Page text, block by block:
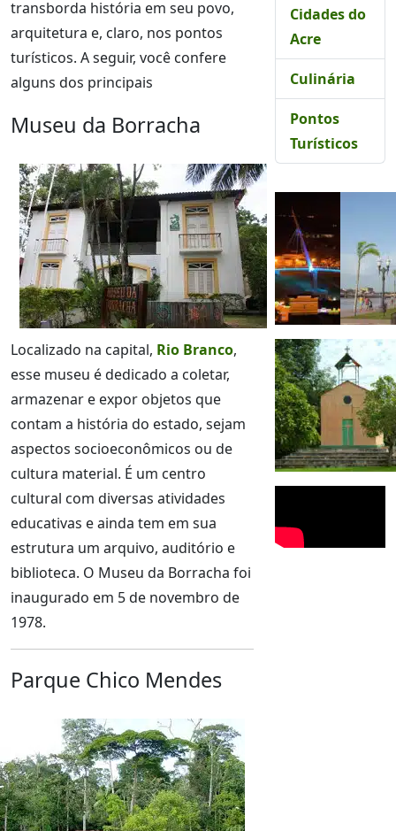
transborda história em seu povo,
arquitetura e, claro, nos pontos
turísticos. A seguir, você confere
alguns dos principais
Museu da Borracha
Localizado na capital, Rio Branco,
esse museu é dedicado a coletar,
armazenar e expor objetos que
contam a história do estado, sejam
aspectos socioeconômicos ou de
cultura material. É um centro
cultural com diversas atividades
educativas e ainda tem em sua
estrutura um arquivo, auditório e
biblioteca. O Museu da Borracha foi
inaugurado em 5 de novembro de
1978.
Parque Chico Mendes
Cidades do
Acre
Culinária
Pontos
Turísticos